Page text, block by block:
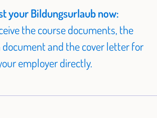
your Bildungsurlaub now:
the course documents, the
and the cover letter for
employer directly.